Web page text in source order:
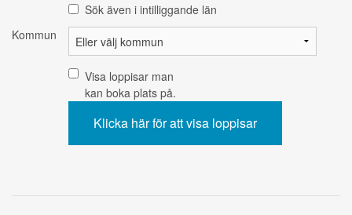
Sök även i intilliggande län
Kommun
Visa loppisar man
kan boka plats på.